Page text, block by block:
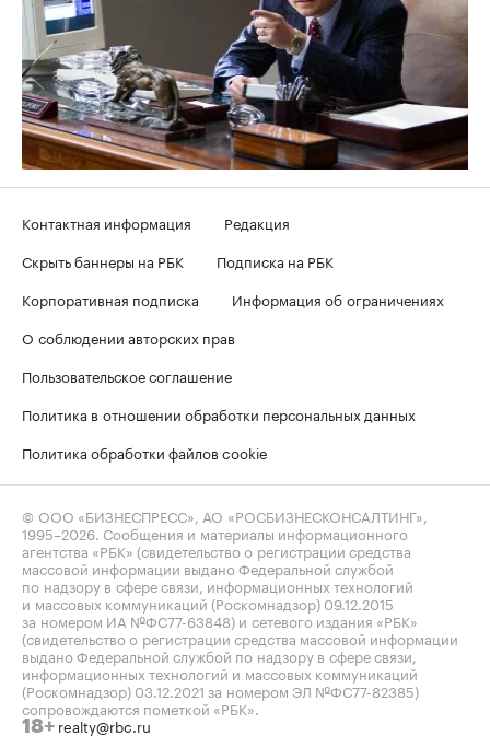
Контактная информация
Редакция
Скрыть баннеры на РБК
Подписка на РБК
Корпоративная подписка
Информация об ограничениях
О соблюдении авторских прав
Пользовательское соглашение
Политика в отношении обработки персональных данных
Политика обработки файлов cookie
© ООО «БИЗНЕСПРЕСС», АО «РОСБИЗНЕСКОНСАЛТИНГ»,
1995–2026. Сообщения и материалы информационного
агентства «РБК» (свидетельство о регистрации средства
массовой информации выдано Федеральной службой
по надзору в сфере связи, информационных технологий
и массовых коммуникаций (Роскомнадзор) 09.12.2015
за номером ИА №ФС77-63848) и сетевого издания «РБК»
(свидетельство о регистрации средства массовой информации
выдано Федеральной службой по надзору в сфере связи,
информационных технологий и массовых коммуникаций
(Роскомнадзор) 03.12.2021 за номером ЭЛ №ФС77-82385)
сопровождаются пометкой «РБК».
18+ realty@rbc.ru